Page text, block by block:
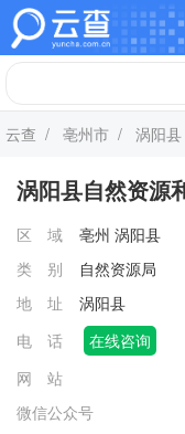
云查 / 亳州市 / 涡阳县
涡阳县自然资源
区 域 亳州 涡阳县
类 别
自然资源局
地 址
涡阳县
电 话
在线咨询
网 站
微信公众号